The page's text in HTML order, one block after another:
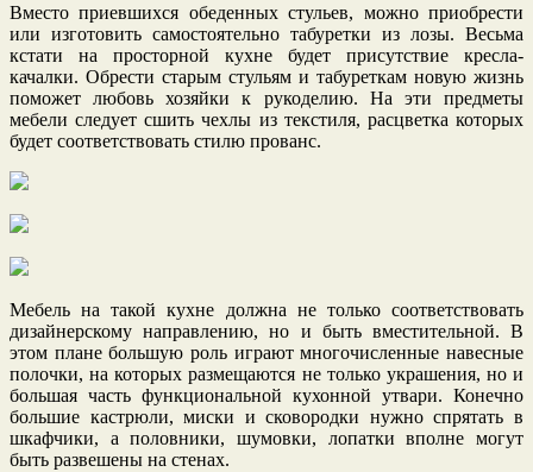
Вместо приевшихся обеденных стульев, можно приобрести
или изготовить самостоятельно табуретки из лозы. Весьма
кстати на просторной кухне будет присутствие кресла-
качалки. Обрести старым стульям и табуреткам новую жизнь
поможет любовь хозяйки к рукоделию. На эти предметы
мебели следует сшить чехлы из текстиля, расцветка которых
будет соответствовать стилю прованс.
Мебель на такой кухне должна не только соответствовать
дизайнерскому направлению, но и быть вместительной. В
этом плане большую роль играют многочисленные навесные
полочки, на которых размещаются не только украшения, но и
большая часть функциональной кухонной утвари. Конечно
большие кастрюли, миски и сковородки нужно спрятать в
шкафчики, а половники, шумовки, лопатки вполне могут
быть развешены на стенах.